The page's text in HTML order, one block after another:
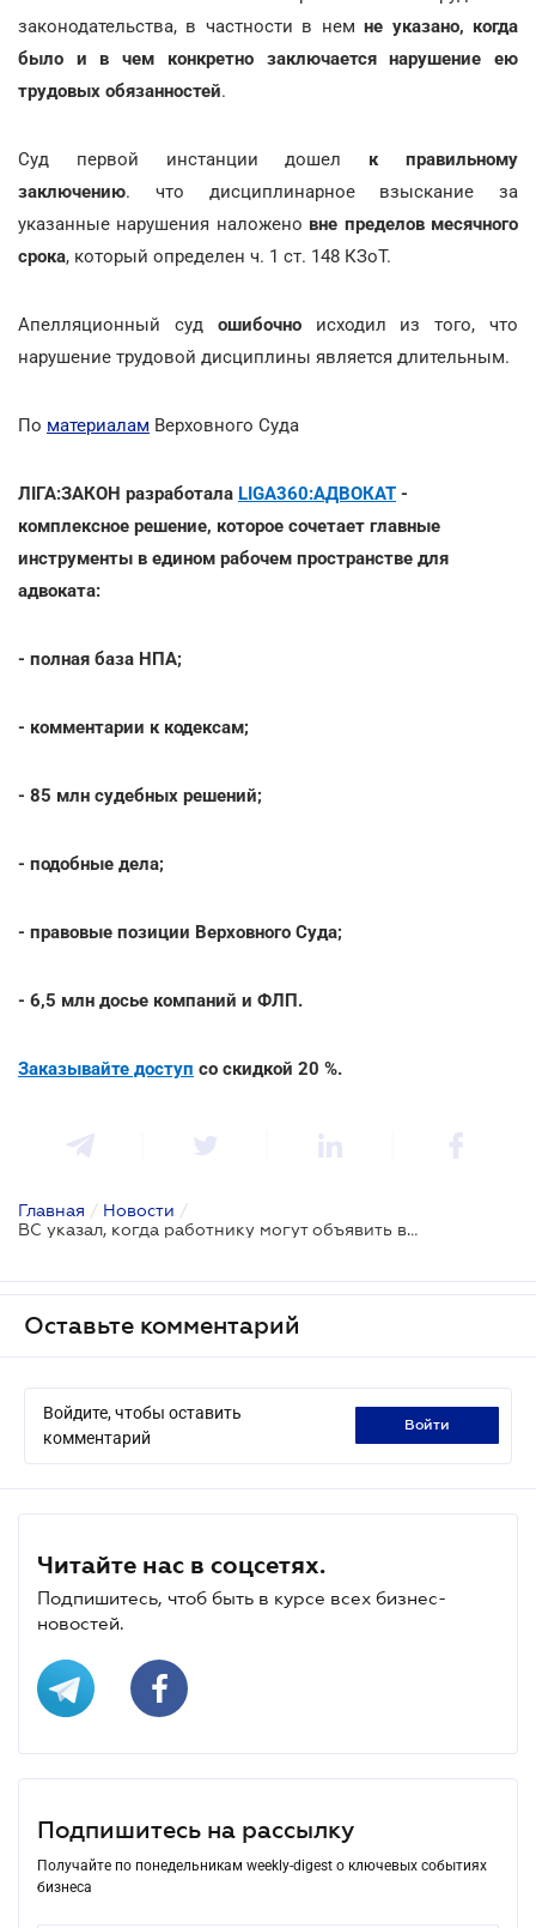
законодательства, в частности в немне указано, когда
было и в чем конкретно заключается нарушение ею
трудовых обязанностей.
Суд первой инстанции дошел к правильному
заключению. что дисциплинарное взыскание за
указанные нарушения наложено вне пределов месячного
срока, который определен ч. 1 ст. 148 КЗоТ.
Апелляционный суд ошибочно исходил из того, что
нарушение трудовой дисциплины является длительным.
По материалам Верховного Суда
ЛІГА:ЗАКОН разработала LIGA360:АДВОКАТ -
комплексное решение, которое сочетает главные
инструменты в едином рабочем пространстве для
адвоката:
- полная база НПА;
- комментарии к кодексам;
- 85 млн судебных решений;
- подобные дела;
- правовые позиции Верховного Суда;
- 6,5 млн досье компаний и ФЛП.
Заказывайте доступ со скидкой 20 %.
Главная / Новости /
ВС указал, когда работнику могут объявить выговор за нарушение трудовой дисциплины
Оставьте комментарий
Войдите, чтобы оставить
комментарий
войти
Читайте нас в соцсетях.
Подпишитесь, чтоб быть в курсе всех бизнес-
новостей.
Подпишитесь на рассылку
Получайте по понедельникам weekly-digest о ключевых событиях
бизнеса